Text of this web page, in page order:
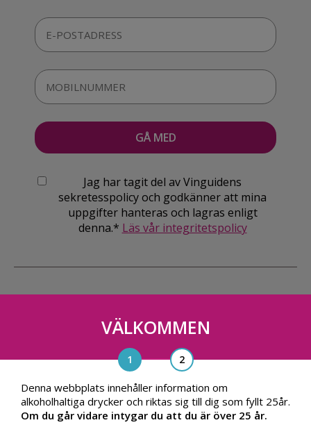
Jag har tagit del av Vinguidens
sekretesspolicy och godkänner att mina
uppgifter hanteras och lagras enligt
denna.* Läs vår integritetspolicy
Vinguiden Nordic AB
Blasieholmsgatan 4A, 111 48, Stockholm
info@vinguiden.com
VÄLKOMMEN
Denna webbplats innehåller information om
alkoholhaltiga drycker och riktas sig till dig som fyllt 25år.
Om du går vidare intygar du att du är över 25 år.